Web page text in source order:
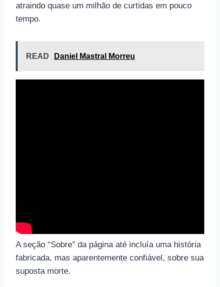
atraindo quase um milhão de curtidas em pouco
tempo.
READ Daniel Mastral Morreu
A seção “Sobre” da página até incluía uma história
fabricada, mas aparentemente confiável, sobre sua
suposta morte.